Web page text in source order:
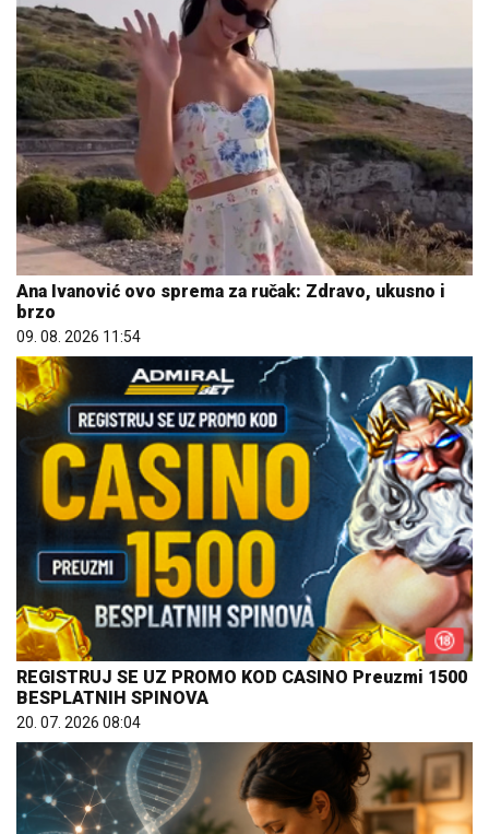
Ana Ivanović ovo sprema za ručak: Zdravo, ukusno i
brzo
09. 08. 2026 11:54
REGISTRUJ SE UZ PROMO KOD CASINO Preuzmi 1500
BESPLATNIH SPINOVA
20. 07. 2026 08:04